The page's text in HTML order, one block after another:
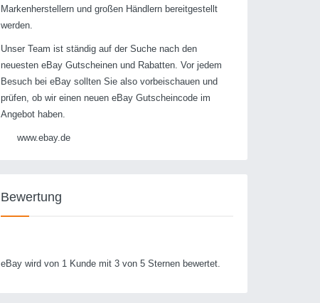
Markenherstellern und großen Händlern bereitgestellt
werden.
Unser Team ist ständig auf der Suche nach den
neuesten eBay Gutscheinen und Rabatten. Vor jedem
Besuch bei eBay sollten Sie also vorbeischauen und
prüfen, ob wir einen neuen eBay Gutscheincode im
Angebot haben.
www.ebay.de
Bewertung
eBay wird von 1 Kunde mit 3 von 5 Sternen bewertet.